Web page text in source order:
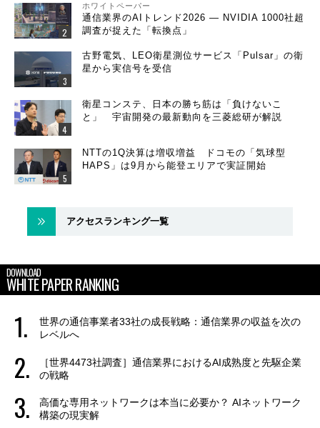
ホワイトペーパー
通信業界のAIトレンド2026 ― NVIDIA 1000社超
調査が捉えた「転換点」
古野電気、LEO衛星測位サービス「Pulsar」の衛
星から実信号を受信
衛星コンステ、日本の勝ち筋は「負けないこ
と」 宇宙開発の最新動向を三菱総研が解説
NTTの1Q決算は増収増益 ドコモの「気球型
HAPS」は9月から能登エリアで実証開始
アクセスランキング一覧
DOWNLOAD
WHITE PAPER RANKING
世界の通信事業者33社の成長戦略：通信業界の収益を次の
レベルへ
［世界4473社調査］通信業界におけるAI成熟度と先駆企業
の戦略
高価な専用ネットワークは本当に必要か？ AIネットワーク
構築の現実解